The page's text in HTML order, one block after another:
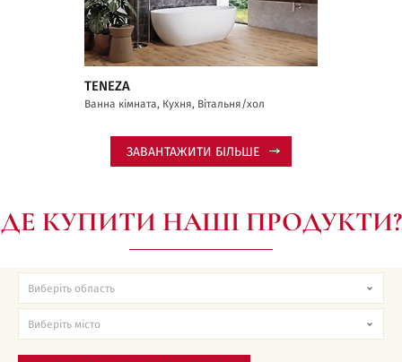
TENEZA
Ванна кімната, Кухня, Вітальня/хол
ЗАВАНТАЖИТИ БІЛЬШЕ
ДЕ КУПИТИ НАШІ ПРОДУКТИ?